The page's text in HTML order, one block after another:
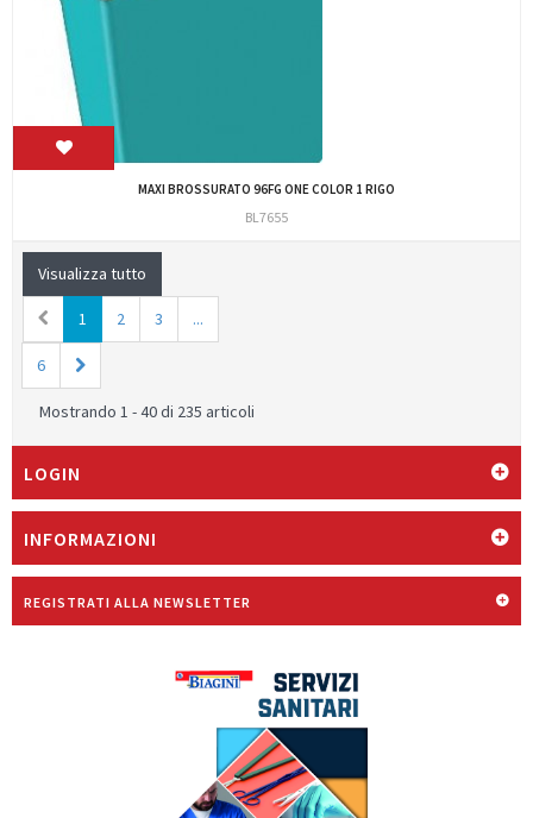
MAXI BROSSURATO 96FG ONE COLOR 1 RIGO
BL7655
Visualizza tutto
1 2 3 ...
6
Mostrando 1 - 40 di 235 articoli
LOGIN
INFORMAZIONI
REGISTRATI ALLA NEWSLETTER